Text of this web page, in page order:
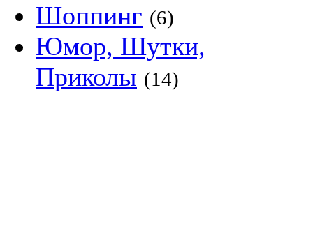
Шоппинг (6)
Юмор, Шутки,
Приколы (14)